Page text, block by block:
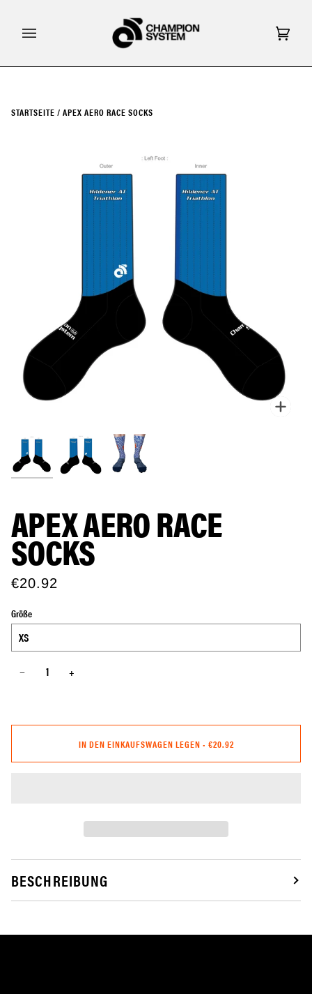
Inhalt
STARTSEITE / APEX AERO RACE SOCKS
APEX AERO RACE
SOCKS
€20.92
Größe
− +
IN DEN EINKAUFSWAGEN LEGEN • €20.92
BESCHREIBUNG